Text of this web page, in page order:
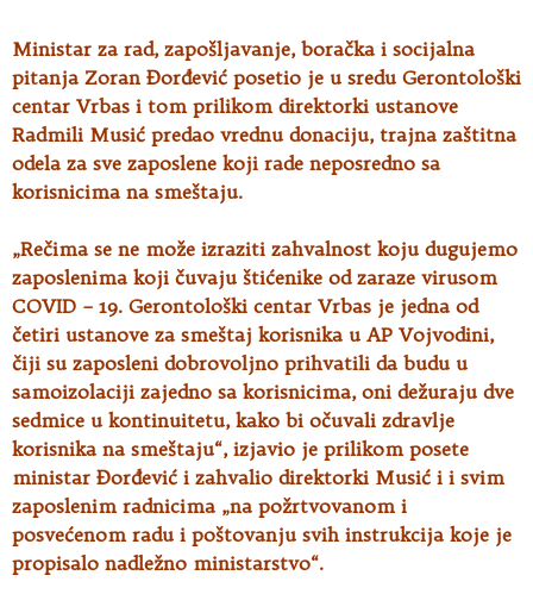
Ministar za rad, zapošljavanje, boračka i socijalna
pitanja Zoran Đorđević posetio je u sredu Gerontološki
centar Vrbas i tom prilikom direktorki ustanove
Radmili Musić predao vrednu donaciju, trajna zaštitna
odela za sve zaposlene koji rade neposredno sa
korisnicima na smeštaju.
„Rečima se ne može izraziti zahvalnost koju dugujemo
zaposlenima koji čuvaju štićenike od zaraze virusom
COVID – 19. Gerontološki centar Vrbas je jedna od
četiri ustanove za smeštaj korisnika u AP Vojvodini,
čiji su zaposleni dobrovoljno prihvatili da budu u
samoizolaciji zajedno sa korisnicima, oni dežuraju dve
sedmice u kontinuitetu, kako bi očuvali zdravlje
korisnika na smeštaju“, izjavio je prilikom posete
ministar Đorđević i zahvalio direktorki Musić i i svim
zaposlenim radnicima „na požrtvovanom i
posvećenom radu i poštovanju svih instrukcija koje je
propisalo nadležno ministarstvo“.